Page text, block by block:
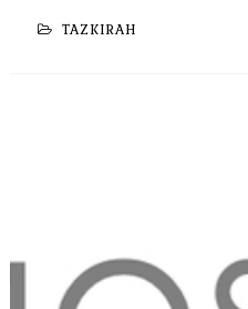
TAZKIRAH